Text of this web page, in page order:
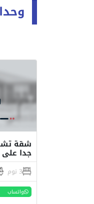
شقة
جدا
3 نوم
واتساب